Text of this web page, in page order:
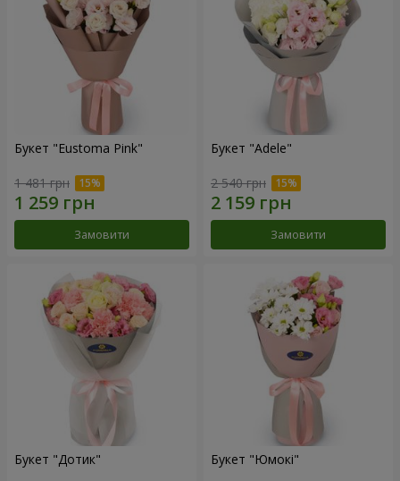
Букет "Eustoma Pink"
1 481 грн
Замовити
Букет "Adele"
2 540 грн
Замовити
Букет "Дотик" Букет "Юмокі"